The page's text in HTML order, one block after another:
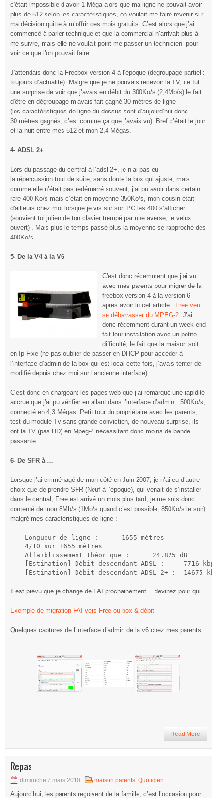
c’était impossible d’avoir 1 Méga alors que ma ligne ne pouvait avoir
plus de 512 selon les caractéristiques, on voulait me faire revenir sur
ma décision quitte à m’offrir des mois gratuits. C’est alors que j’ai
commencé à parler technique et que la commercial n’arrivait plus à
me suivre, mais elle ne voulait point me passer un technicien pour
voir ce que l’on pouvait faire .
J’attendais donc la Freebox version 4 à l’époque (dégroupage partiel :
toujours d’actualité). Malgré que je ne pouvais recevoir la TV, ce fût
une surprise de voir que j’avais en débit du 300Ko/s (2,4Mb/s) le fait
d’être en dégroupage m’avais fait gagné 30 mètres de ligne
(les caractéristiques de ligne du dessus sont d’aujourd’hui donc
30 mètres gagnés, c’est comme ça que j’avais vu). Bref c’était le jour
et la nuit entre mes 512 et mon 2,4 Mégas.
4- ADSL 2+
Lors du passage du central à l’adsl 2+, je n’ai pas eu
la répercussion tout de suite, sans doute la box qui ajuste, mais
comme elle n’était pas redémarré souvent, j’ai pu avoir dans certain
rare 400 Ko/s mais c’était en moyenne 350Ko/s, mon cousin était
d’ailleurs chez moi lorsque je vis sur son PC les 400 s’afficher
(souvient toi julien de ton clavier trempé par une averse, le velux
ouvert) . Mais plus le temps passé plus la moyenne se rapproché des
400Ko/s.
5- De la V4 à la V6
C’est donc récemment que j’ai vu
avec mes parents pour migrer de la
freebox version 4 à la version 6
après avoir lu cet article : Free veut
se débarrasser du MPEG-2 . J’ai
donc récemment durant un week-end
fait leur installation avec un petite
difficulté, le fait que la maison soit
en Ip Fixe (ne pas oublier de passer en DHCP pour accéder à
l’interface d’admin de la box qui est local cette fois, j’avais tenter de
modifié depuis chez moi sur l’ancienne interface).
C’est donc en chargeant les pages web que j’ai remarqué une rapidité
accrue que j’ai pu vérifier en allant dans l’interface d’admin : 500Ko/s,
connecté en 4,3 Mégas. Petit tour du propriétaire avec les parents,
test du module Tv sans grande conviction, de nouveau surprise, ils
ont la TV (pas HD) en Mpeg-4 nécessitant donc moins de bande
passante.
6- De SFR à …
Lorsque j’ai emménagé de mon côté en Juin 2007, je n’ai eu d’autre
choix que de prendre SFR (Neuf à l’époque), qui venait de s’installer
dans le central, Free est arrivé un mois plus tard, je me suis donc
contenté de mon 8Mb/s (1Mo/s quand c’est possible, 850Ko/s le soir)
malgré mes caractéristiques de ligne :
Longueur de ligne :	 1655 mètres :
4/10 sur 1655 mètres
Affaiblissement théorique :	 24.825 dB
[Estimation] Débit descendant ADSL :	 7716 kbps (965 ko/s)
[Estimation] Débit
Il est prévu que je change de FAI prochainement… devinez pour qui…
Exemple de migration FAI vers Free ou box & débit
Quelques captures de l’interface d’admin de la v6 chez mes parents.
Read More
Repas
dimanche 7 mars 2010 maison parents Quotidien
Aujourd’hui, les parents reçoivent de la famille, c’est l’occasion pour